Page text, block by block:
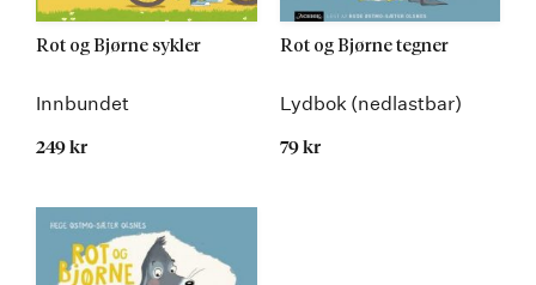
Rot og Bjørne sykler
Innbundet
249 kr
Rot og Bjørne tegner
Lydbok (nedlastbar)
79 kr